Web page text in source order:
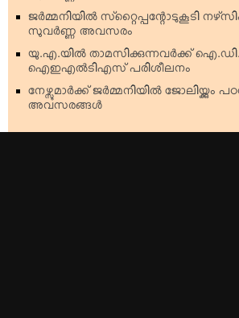
ജര്‍മ്മനിയില്‍ സ്‌റ്റൈപ്പന്റോടുകൂടി
സുവര്‍ണ്ണ അവസരം
യു.എ.യില്‍ താമസിക്കുന്നവര്‍ക്ക്
ഐഇഎല്‍ടിഎസ് പരിശീലനം
നേഴ്സുമാര്‍ക്ക് ജര്‍മ്മനിയില്‍ ജോലിയ്ക്കും
അവസരങ്ങള്‍